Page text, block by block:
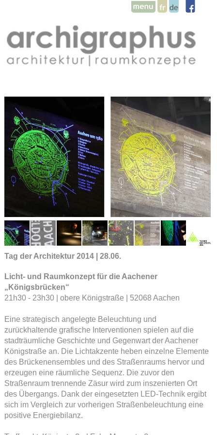
Tag der Architektur 2014 | 28.06.
Licht- und Raumkonzept für die Aachener
„Königsbrücken“
21h30 - 23h30 | obere Königstraße | 52068 Aachen
Eine strategisch angelegte Beleuchtung und
zurückhaltende grafische Interventionen spielen auf die
stadträumliche Geschichte und Gegenwart der Aachener
Königstraße an. Die Lichtakzente heben einzelne Elemente
des Brückenensembles und des Straßenraums hervor und
erzeugen eine räumliche Sequenz. Die zuvor den
Straßenraum trennende Zäsur wird zum inszenierten Ort
des Übergangs. Dank der eingesetzten LED-Technik ergibt
sich im Vergleich zur vorherigen Straßenbeleuchtung eine
positive Energiebilanz.